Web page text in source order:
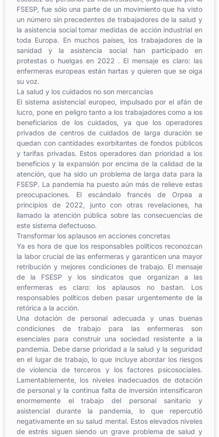
FSESP, fue sólo una parte de un movimiento que ha visto
un número sin precedentes de trabajadores de la salud y
la asistencia social tomar medidas de acción industrial en
toda Europa. En muchos países, los trabajadores de la
sanidad y la asistencia social han participado en
protestas o huelgas en 2022 . El mensaje es claro: las
enfermeras europeas están hartas y quieren que se oiga
su voz.
La salud y los cuidados no son mercancías
El sistema asistencial europeo, impulsado por el afán de
lucro, pone en peligro tanto a los trabajadores como a los
beneficiarios de los cuidados, ya que los operadores
privados de centros de cuidados de larga duración se
quedan con cantidades exorbitantes de fondos públicos
y tarifas privadas. Estos operadores dan prioridad a los
beneficios y la expansión por encima de la calidad de la
atención, que ha sido un problema de larga data para la
FSESP. La pandemia ha puesto aún más de relieve estas
preocupaciones. El escándalo francés de Orpea a
principios de 2022, junto con otras revelaciones, ha
llamado la atención pública sobre las consecuencias de
este sistema defectuoso.
Transformar los aplausos en acciones concretas
Ya es hora de que los responsables políticos reconozcan
la labor crucial de las enfermeras y garanticen una mayor
retribución y mejores condiciones de trabajo. El mensaje
de la FSESP y los sindicatos que organizan a las
enfermeras es claro: los aplausos no bastan. Los
responsables políticos deben pasar urgentemente de la
retórica a la acción.
Una dotación de personal adecuada y unas buenas
condiciones de trabajo para las enfermeras son
esenciales para construir una sociedad resistente a la
pandemia. Debe darse prioridad a la salud y la seguridad
en el lugar de trabajo, lo que incluye abordar los riesgos
de violencia de terceros y los factores psicosociales.
Lamentablemente, los niveles inadecuados de dotación
de personal y la continua falta de inversión intensificaron
enormemente el trabajo del personal sanitario y
asistencial durante la pandemia, lo que repercutió
negativamente en su salud mental. Estos elevados niveles
de estrés siguen siendo un grave problema de salud y